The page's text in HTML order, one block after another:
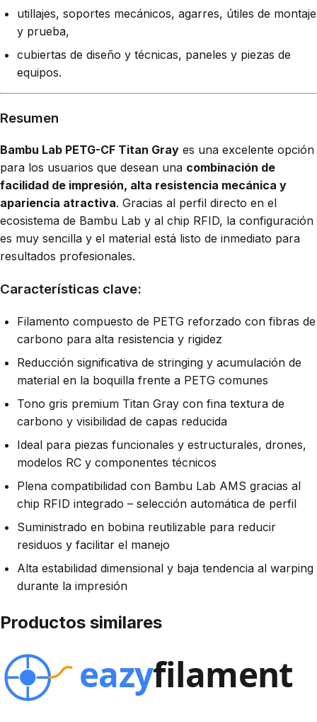
utillajes, soportes mecánicos, agarres, útiles de montaje
y prueba,
cubiertas de diseño y técnicas, paneles y piezas de
equipos.
Resumen
Bambu Lab PETG-CF Titan Gray es una excelente opción
para los usuarios que desean una combinación de
facilidad de impresión, alta resistencia mecánica y
apariencia atractiva. Gracias al perfil directo en el
ecosistema de Bambu Lab y al chip RFID, la configuración
es muy sencilla y el material está listo de inmediato para
resultados profesionales.
Características clave:
Filamento compuesto de PETG reforzado con fibras de
carbono para alta resistencia y rigidez
Reducción significativa de stringing y acumulación de
material en la boquilla frente a PETG comunes
Tono gris premium Titan Gray con fina textura de
carbono y visibilidad de capas reducida
Ideal para piezas funcionales y estructurales, drones,
modelos RC y componentes técnicos
Plena compatibilidad con Bambu Lab AMS gracias al
chip RFID integrado – selección automática de perfil
Suministrado en bobina reutilizable para reducir
residuos y facilitar el manejo
Alta estabilidad dimensional y baja tendencia al warping
durante la impresión
Productos similares